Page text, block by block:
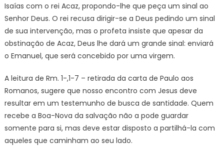
Isaías com o rei Acaz, propondo-lhe que peça um sinal ao
Senhor Deus. O rei recusa dirigir-se a Deus pedindo um sinal
de sua intervenção, mas o profeta insiste que apesar da
obstinação de Acaz, Deus lhe dará um grande sinal: enviará
o Emanuel, que será concebido por uma virgem.
A leitura de Rm. 1-,1-7 – retirada da carta de Paulo aos
Romanos, sugere que nosso encontro com Jesus deve
resultar em um testemunho de busca de santidade. Quem
recebe a Boa-Nova da salvação não a pode guardar
somente para si, mas deve estar disposto a partilhá-la com
aqueles que caminham ao seu lado.